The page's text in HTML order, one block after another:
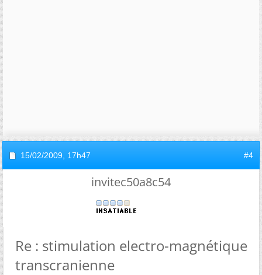
15/02/2009, 17h47 #4
invitec50a8c54
Re : stimulation electro-magnétique
transcranienne